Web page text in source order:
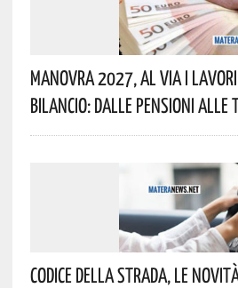
Manovra 2027, Al Via I
Bilancio: Dalle Pensioni Alle
Codice Della Strada, Le